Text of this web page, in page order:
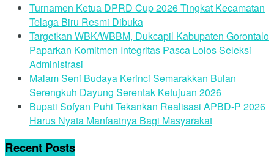
Turnamen Ketua DPRD Cup 2026 Tingkat Kecamatan
Telaga Biru Resmi Dibuka
Targetkan WBK/WBBM, Dukcapil Kabupaten Gorontalo
Paparkan Komitmen Integritas Pasca Lolos Seleksi
Administrasi
Malam Seni Budaya Kerinci Semarakkan Bulan
Serengkuh Dayung Serentak Ketujuan 2026
Bupati Sofyan Puhi Tekankan Realisasi APBD-P 2026
Harus Nyata Manfaatnya Bagi Masyarakat
Recent Posts